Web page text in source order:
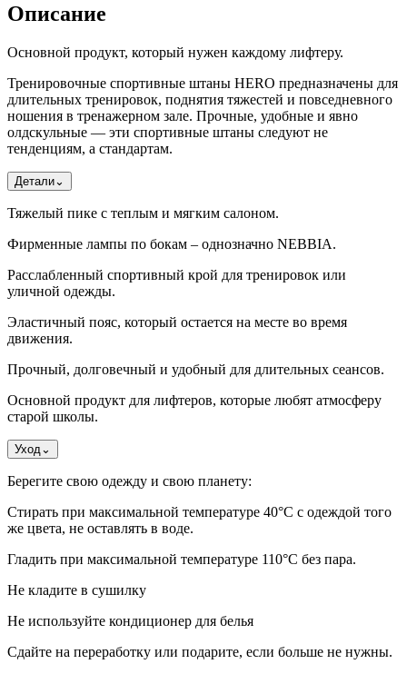
Описание
Основной продукт, который нужен каждому лифтеру.
Тренировочные спортивные штаны HERO предназначены для
длительных тренировок, поднятия тяжестей и повседневного
ношения в тренажерном зале. Прочные, удобные и явно
олдскульные — эти спортивные штаны следуют не
тенденциям, а стандартам.
Детали⌄
Тяжелый пике с теплым и мягким салоном.
Фирменные лампы по бокам – однозначно NEBBIA.
Расслабленный спортивный крой для тренировок или
уличной одежды.
Эластичный пояс, который остается на месте во время
движения.
Прочный, долговечный и удобный для длительных сеансов.
Основной продукт для лифтеров, которые любят атмосферу
старой школы.
Уход ⌄
Берегите свою одежду и свою планету:
Стирать при максимальной температуре 40°C с одеждой того
же цвета, не оставлять в воде.
Гладить при максимальной температуре 110°С без пара.
Не кладите в сушилку
Не используйте кондиционер для белья
Сдайте на переработку или подарите, если больше не нужны.